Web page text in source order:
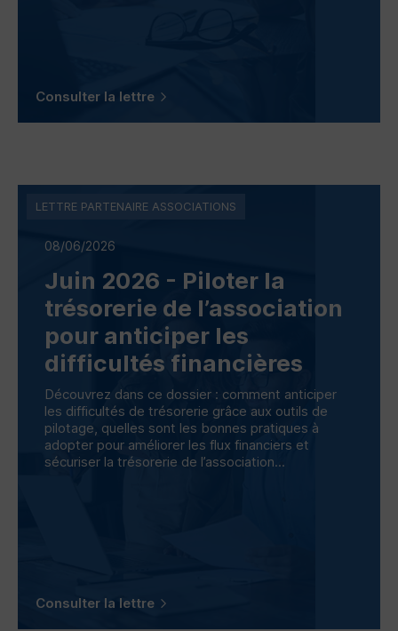
Consulter la lettre
08/06/2026
Juin 2026 - Piloter la
trésorerie de l’association
pour anticiper les
difficultés financières
Découvrez dans ce dossier : comment anticiper
les difficultés de trésorerie grâce aux outils de
pilotage, quelles sont les bonnes pratiques à
adopter pour améliorer les flux financiers et
sécuriser la trésorerie de l’association...
Consulter la lettre
LETTRE PARTENAIRE ASSOCIATIONS